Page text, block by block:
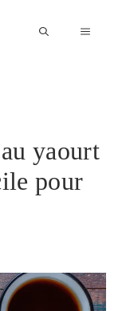
MENU
yaourt
pour